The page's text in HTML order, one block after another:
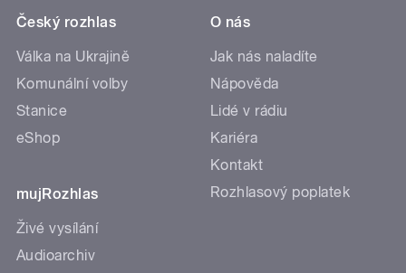
Český rozhlas
Válka na Ukrajině
Komunální volby
Stanice
eShop
mujRozhlas
Živé vysílání
Audioarchiv
O nás
Jak nás naladíte
Nápověda
Lidé v rádiu
Kariéra
Kontakt
Rozhlasový poplatek